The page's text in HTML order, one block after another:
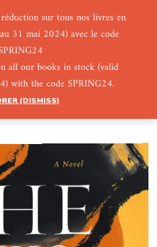
sur tous nos livres en
31 mai 2024) avec le code
all our books in stock (valid
with the code SPRING24.
(DISMISS)
0 0